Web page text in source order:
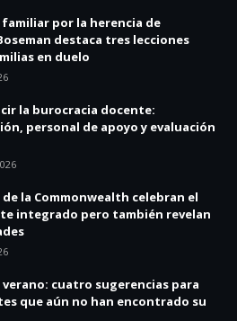
por la herencia de
destaca tres lecciones
en duelo
la burocracia docente:
personal de apoyo y evaluación
de la Commonwealth celebran el
integrado pero también revelan
verano: cuatro sugerencias para
que aún no han encontrado su